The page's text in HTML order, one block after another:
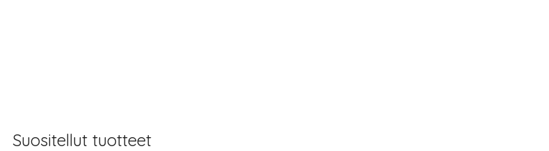
Suositellut tuotteet